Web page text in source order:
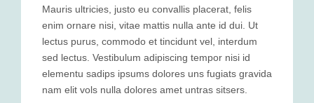
Mauris ultricies, justo eu convallis placerat, felis
enim ornare nisi, vitae mattis nulla ante id dui. Ut
lectus purus, commodo et tincidunt vel, interdum
sed lectus. Vestibulum adipiscing tempor nisi id
elementu sadips ipsums dolores uns fugiats gravida
nam elit vols nulla dolores amet untras sitsers.